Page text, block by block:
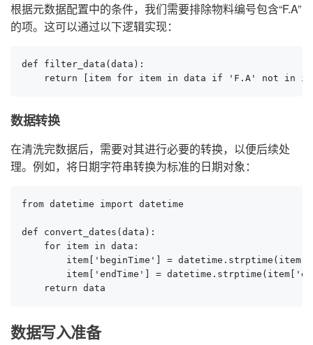
根据元数据配置中的条件，我们需要排除物料编号包含“F.A”
的项。这可以通过以下逻辑实现：
def filter_data(data):
return [item for item in data if 'F.A' not in
数据转换
在清洗完数据后，需要对其进行必要的转换，以便后续处
理。例如，将日期字符串转换为标准的日期对象：
from datetime import datetime
def convert_dates(data):
    for item in data:
item['beginTime'] =
item['endTime'] =
    return data
数据写入准备